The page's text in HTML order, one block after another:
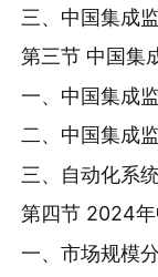
三、中国集成
第三节 中国集
一、中国集成
二、中国集成
三、自动化系
第四节 2024
一、市场规模